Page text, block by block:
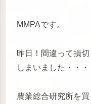
MMPAです。
昨日！間違って損
しまいました・・・
農業総合研究所を